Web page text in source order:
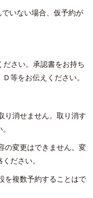
いない場合、仮予約が
さい。承認書をお持ち
等をお伝えください。
り消せません。取り消す
の変更はできません。変
ださい。
を複数予約することはで